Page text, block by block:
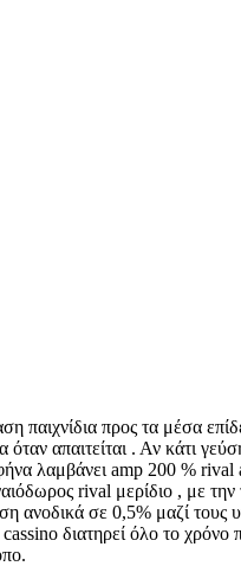
προς τα μέσα
απαιτείται . Αν κάτι
λαμβάνει amp 200 %
rival μερίδιο , με την
ανοδικά σε 0,5% μαζί
διατηρεί όλο το